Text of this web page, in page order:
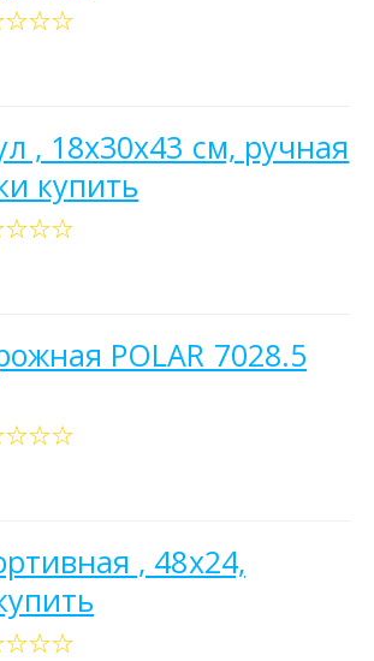
, 18х30х43 см, ручная
купить
POLAR 7028.5
, 48х24,